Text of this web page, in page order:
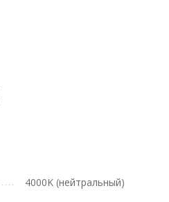
4000K (нейтральный)